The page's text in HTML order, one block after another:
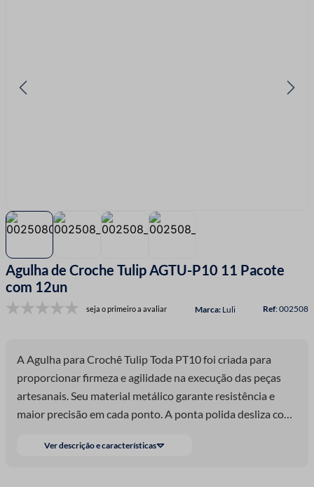
Agulha de Croche Tulip AGTU-P10 11 Pacote
com 12un
seja o primeiro a avaliar Luli :002508
A Agulha para Crochê Tulip Toda PT10 foi criada para
proporcionar firmeza e agilidade na execução das peças
artesanais. Seu material metálico garante resistência e
maior precisão em cada ponto. A ponta polida desliza com
trabalho. Muito indicada para amigurumis e peças que
Ver descrição e características
8º